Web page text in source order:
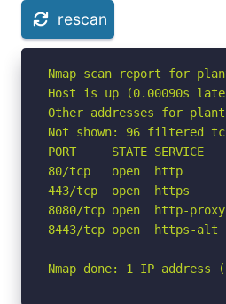
rescan
Nmap scan report for
Host is up (0.00090s
Other addresses for
Not shown: 96 filtered
PORT     STATE SERVICE
80/tcp   open  http
443/tcp  open  https
8080/tcp open  http-proxy
8443/tcp open  https-alt
Nmap done: 1 IP address